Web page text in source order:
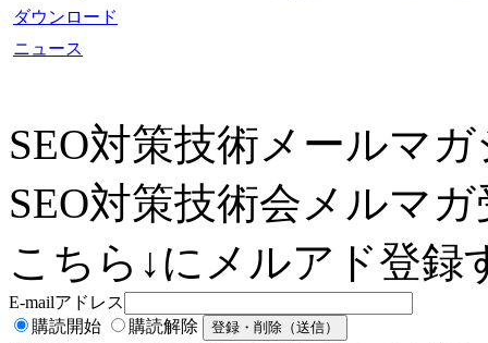
ダウンロード
ニュース
SEO対策技術メールマ
SEO対策技術会メルマ
こちら↓にメルアド登録
E-mailアドレス
購読開始
購読解除